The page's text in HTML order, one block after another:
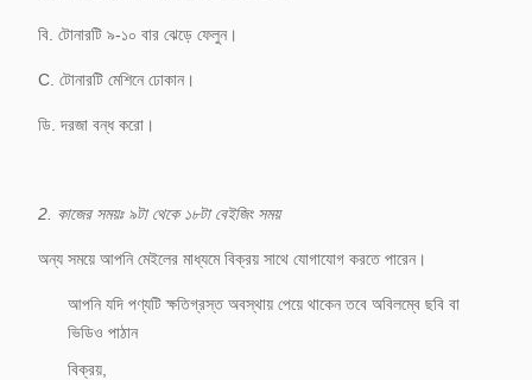
বি. টোনারটি ৯-১০ বার ঝেড়ে ফেলুন।
C. টোনারটি মেশিনে ঢোকান।
ডি. দরজা বন্ধ করো।
2. কাজের সময়ঃ ৯টা থেকে ১৮টা বেইজিং সময়
অন্য সময়ে আপনি মেইলের মাধ্যমে বিক্রয় সাথে যোগাযোগ করতে পারেন।
আপনি যদি পণ্যটি ক্ষতিগ্রস্ত অবস্থায় পেয়ে থাকেন তবে অবিলম্বে ছবি বা
ভিডিও পাঠান
বিক্রয়,